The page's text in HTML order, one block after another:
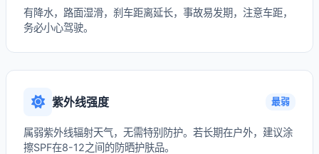
有降水，路面湿滑，刹车距离延长，事故易发期，注意车距，
务必小心驾驶。
紫外线强度 最弱
属弱紫外线辐射天气，无需特别防护。若长期在户外，建议涂
擦SPF在8-12之间的防晒护肤品。